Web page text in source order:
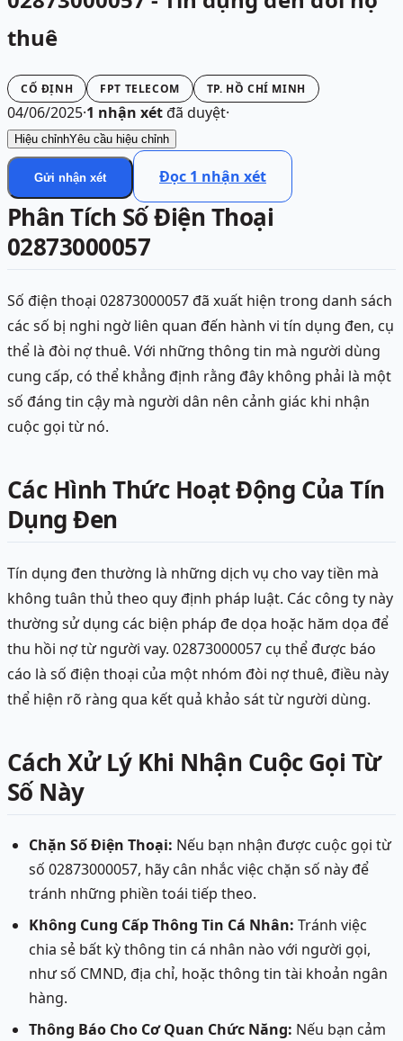
thuê
CỐ ĐỊNH FPT TELECOM TP. HỒ CHÍ MINH
04/06/2025·1 nhận xétđã duyệt·
Hiệu chỉnhYêu cầu hiệu chỉnh
Gửi nhận xét Đọc 1 nhận xét
Phân Tích Số Điện Thoại
02873000057
Số điện thoại 02873000057 đã xuất hiện trong danh sách
các số bị nghi ngờ liên quan đến hành vi tín dụng đen, cụ
thể là đòi nợ thuê. Với những thông tin mà người dùng
cung cấp, có thể khẳng định rằng đây không phải là một
số đáng tin cậy mà người dân nên cảnh giác khi nhận
cuộc gọi từ nó.
Các Hình Thức Hoạt Động Của Tín
Dụng Đen
Tín dụng đen thường là những dịch vụ cho vay tiền mà
không tuân thủ theo quy định pháp luật. Các công ty này
thường sử dụng các biện pháp đe dọa hoặc hăm dọa để
thu hồi nợ từ người vay. 02873000057 cụ thể được báo
cáo là số điện thoại của một nhóm đòi nợ thuê, điều này
thể hiện rõ ràng qua kết quả khảo sát từ người dùng.
Cách Xử Lý Khi Nhận Cuộc Gọi Từ
Số Này
Chặn Số Điện Thoại: Nếu bạn nhận được cuộc gọi từ
số 02873000057, hãy cân nhắc việc chặn số này để
tránh những phiền toái tiếp theo.
Không Cung Cấp Thông Tin Cá Nhân: Tránh việc
chia sẻ bất kỳ thông tin cá nhân nào với người gọi,
như số CMND, địa chỉ, hoặc thông tin tài khoản ngân
hàng.
Thông Báo Cho Cơ Quan Chức Năng: Nếu bạn cảm